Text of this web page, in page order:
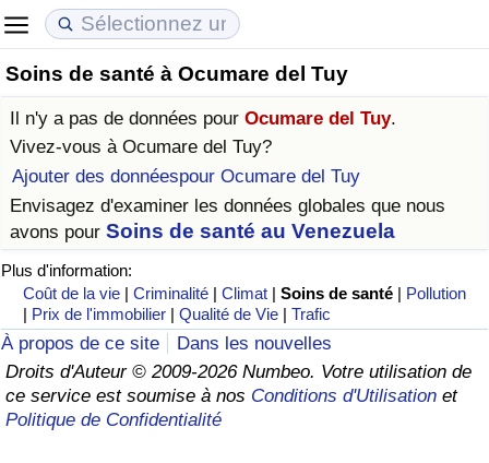
Soins de santé à Ocumare del Tuy
Il n'y a pas de données pour Ocumare del Tuy.
Vivez-vous à Ocumare del Tuy?
Ajouter des donnéespour Ocumare del Tuy
Envisagez d'examiner les données globales que nous
avons pour Soins de santé au Venezuela
Plus d'information:
Coût de la vie |Criminalité |Climat |Soins de santé | Pollution
| Prix de l'immobilier |Qualité de Vie |Trafic
À propos de ce site
Dans les nouvelles
Droits d'Auteur © 2009-2026 Numbeo. Votre utilisation de
ce service est soumise à nos Conditions d'Utilisation et
Politique de Confidentialité
Coût de la vie
Indice du Coût de la Vie (Actuel)
Indice du Coût de la Vie
Indice du coût de la vie par pays
à Akaba
Prix de l'immobilier
Indice des Prix de l'immobilier (Actuel)
Indice des Prix de l'immobilier
Indice des Prix de l'immobilier par Pays
Qualité de Vie
Indice de Qualité de Vie
Indice de Qualité de Vie (Actuel)
Indice de qualité de vie par pays
Criminalité
Indice de Criminalité (Actuel)
Indice de Criminalité